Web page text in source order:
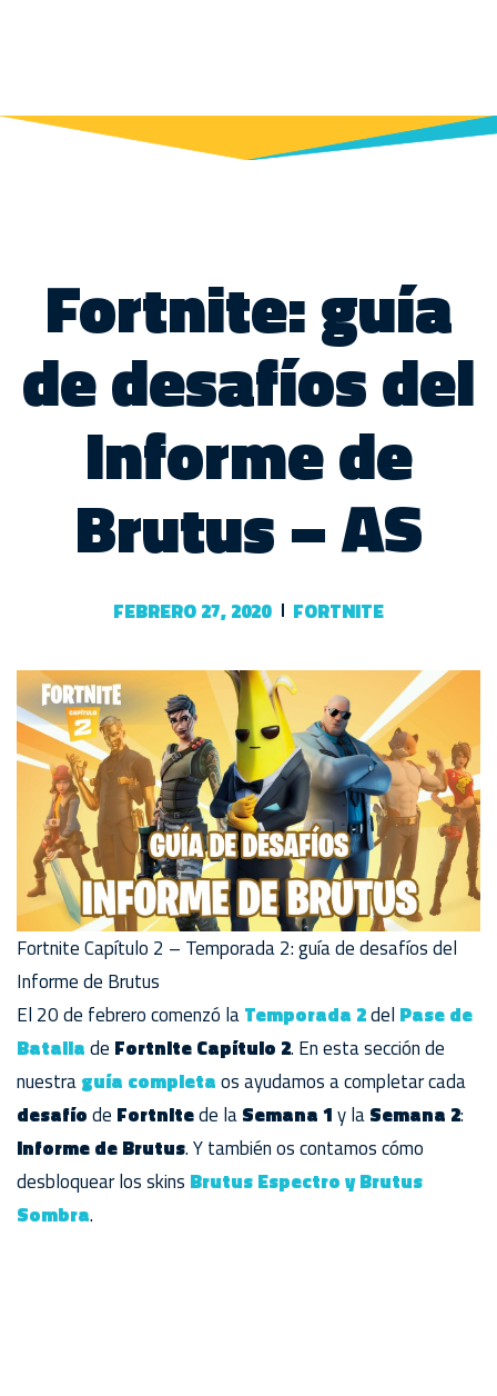
Fortnite: guía
de desafíos del
Informe de
Brutus – AS
FEBRERO 27, 2020 FORTNITE
Fortnite Capítulo 2 – Temporada 2: guía de desafíos del
Informe de Brutus
El 20 de febrero comenzó laTemporada 2del Pase de
Batallade Fortnite Capítulo 2. En esta sección de
nuestraguía completaos ayudamos a completar cada
desafíode Fortnitede laSemana 1y laSemana 2:
Informe de Brutus. Y también os contamos cómo
desbloquear los skins Brutus Espectro y Brutus
Sombra.